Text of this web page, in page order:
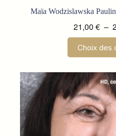
Maïa Wodzislawska
21,00€ –
Choix des
a